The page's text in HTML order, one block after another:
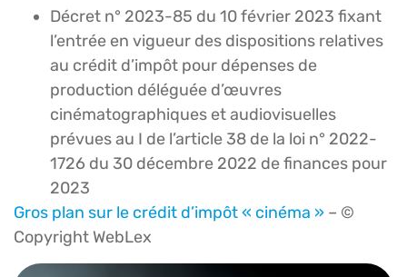
Décret n° 2023-85 du 10 février 2023 fixant
l’entrée en vigueur des dispositions relatives
au crédit d’impôt pour dépenses de
production déléguée d’œuvres
cinématographiques et audiovisuelles
prévues au I de l’article 38 de la loi n° 2022-
1726 du 30 décembre 2022 de finances pour
2023
Gros plan sur le crédit d’impôt « cinéma » – ©
Copyright WebLex